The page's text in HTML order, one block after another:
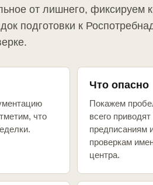
от лишнего, фиксируем
подготовки к
что
Что опасно
Покажем
всего
предписаниям
проверкам
центра.